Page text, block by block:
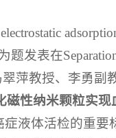
题发表在
萍教授、李勇副
磁性纳米颗粒实
液体活检的重要